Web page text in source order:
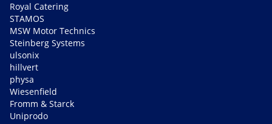
Royal Catering
STAMOS
MSW Motor Technics
Steinberg Systems
ulsonix
hillvert
physa
Wiesenfield
Fromm & Starck
Uniprodo